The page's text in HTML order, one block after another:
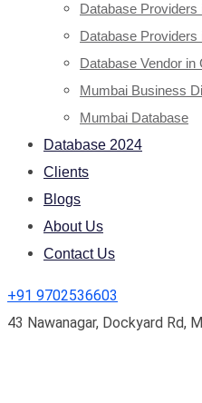
Database Providers
Database Providers
Database Vendor in
Mumbai Business
Mumbai Database
Database 2024
Clients
Blogs
About Us
Contact Us
+91 9702536603
43 Nawanagar, Dockyard Rd,